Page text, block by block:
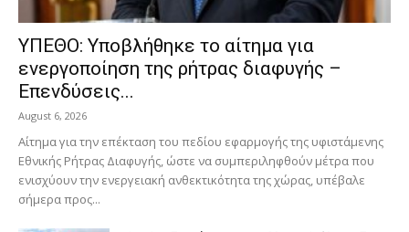
ΥΠΕΘΟ: Υποβλήθηκε το αίτημα για
ενεργοποίηση της ρήτρας διαφυγής –
Επενδύσεις...
August 6, 2026
Αίτημα για την επέκταση του πεδίου εφαρμογής της υφιστάμενης
Εθνικής Ρήτρας Διαφυγής, ώστε να συμπεριληφθούν μέτρα που
ενισχύουν την ενεργειακή ανθεκτικότητα της χώρας, υπέβαλε
σήμερα προς...